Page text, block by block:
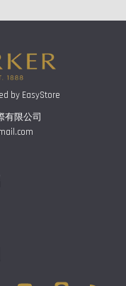
by EasyStore
有限公司